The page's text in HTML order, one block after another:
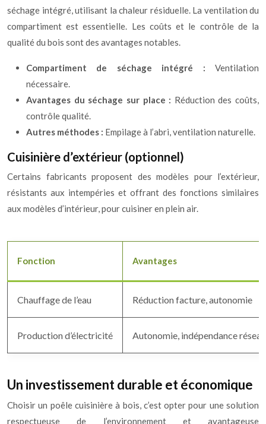
séchage intégré, utilisant la chaleur résiduelle. La ventilation du
compartiment est essentielle. Les coûts et le contrôle de la
qualité du bois sont des avantages notables.
Compartiment de séchage intégré : Ventilation
nécessaire.
Avantages du séchage sur place : Réduction des coûts,
contrôle qualité.
Autres méthodes : Empilage à l’abri, ventilation naturelle.
Cuisinière d’extérieur (optionnel)
Certains fabricants proposent des modèles pour l’extérieur,
résistants aux intempéries et offrant des fonctions similaires
aux modèles d’intérieur, pour cuisiner en plein air.
Fonction Avantages
Chauffage de l’eau Réduction facture, autonomie
Production d’électricité Autonomie, indépendance réseau
Un investissement durable et économique
Choisir un poêle cuisinière à bois, c’est opter pour une solution
respectueuse de l’environnement et avantageuse